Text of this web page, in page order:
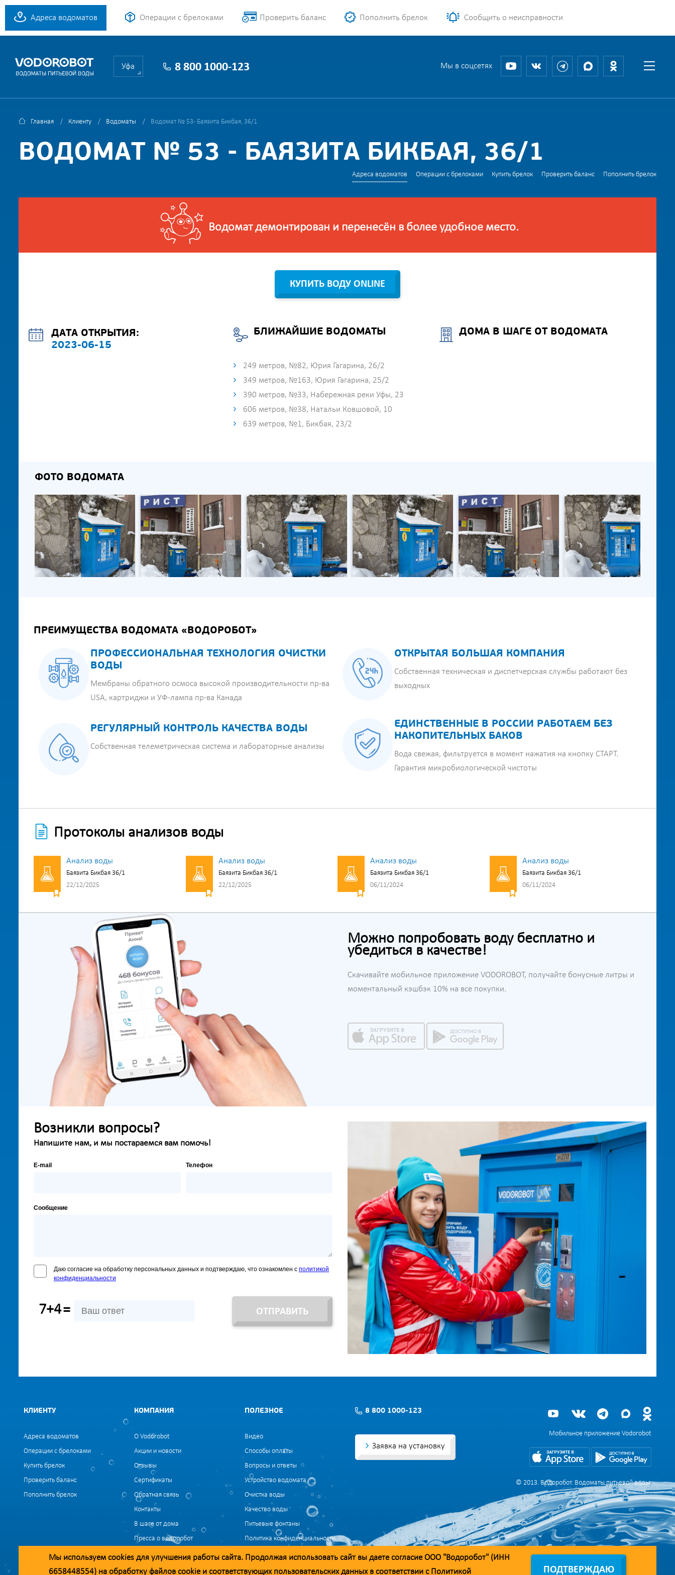
Адреса водоматов Операции с брелоками Проверить баланс Пополнить брелок Сообщить о неисправности
Уфа 8 800 1000-123 Мы в соцсетях
Главная Клиенту Водоматы Водомат № 53 - Баязита Бикбая, 36/1
ВОДОМАТ № 53 - БАЯЗИТА БИКБАЯ, 36/1
Адреса водоматов Операции с брелоками Купить брелок Проверить баланс Пополнить брелок
Водомат демонтирован и перенесён в более удобное место.
КУПИТЬ ВОДУ ONLINE
ДАТА ОТКРЫТИЯ:
2023-06-15
БЛИЖАЙШИЕ ВОДОМАТЫ
249 метров, №82, Юрия Гагарина, 26/2
349 метров, №163, Юрия Гагарина, 25/2
390 метров, №33, Набережная реки Уфы, 23
606 метров, №38, Натальи Ковшовой, 10
639 метров, №1, Бикбая, 23/2
ДОМА В ШАГЕ ОТ ВОДОМАТА
ФОТО ВОДОМАТА
ПРЕИМУЩЕСТВА ВОДОМАТА «ВОДОРОБОТ»
ПРОФЕССИОНАЛЬНАЯ ТЕХНОЛОГИЯ ОЧИСТКИ
ВОДЫ
Мембраны обратного осмоса высокой производительности пр-ва
USA, картриджи и УФ-лампа пр-ва Канада
РЕГУЛЯРНЫЙ КОНТРОЛЬ КАЧЕСТВА ВОДЫ
Собственная телеметрическая система и лабораторные анализы
ОТКРЫТАЯ БОЛЬШАЯ КОМПАНИЯ
Собственная техническая и диспетчерская службы работают без
выходных
ЕДИНСТВЕННЫЕ В РОССИИ РАБОТАЕМ БЕЗ
НАКОПИТЕЛЬНЫХ БАКОВ
Вода свежая, фильтруется в момент нажатия на кнопку СТАРТ.
Гарантия микробиологической чистоты
Протоколы анализов воды
Анализ воды
Баязита Бикбая 36/1
22/12/2025
Анализ воды
Баязита Бикбая 36/1
22/12/2025
Анализ воды
Баязита Бикбая 36/1
06/11/2024
Анализ воды
Баязита Бикбая 36/1
06/11/2024
Можно попробовать воду бесплатно и
убедиться в качестве!
Скачивайте мобильное приложение VODOROBOT, получайте бонусные литры и
моментальный кэшбэк 10% на все покупки.
Возникли вопросы?
Напишите нам, и мы постараемся вам помочь!
E-mail Телефон
Сообщение
Даю согласие на обработку персональных данных и подтверждаю, что ознакомлен с политикой
конфиденциальности
7+4= ОТПРАВИТЬ
КЛИЕНТУ
Адреса водоматов
Операции с брелоками
Купить брелок
Проверить баланс
Пополнить брелок
КОМПАНИЯ
О Vodorobot
Акции и новости
Отзывы
Сертификаты
Обратная связь
Контакты
В шаге от дома
Пресса о водоробот
ПОЛЕЗНОЕ
Видео
Способы оплаты
Вопросы и ответы
Устройство водомата
Очистка воды
Качество воды
Питьевые фонтаны
Политика конфиденциальности
Согласие на обработку данных
Согласие на обработку данных для маркетинга
8 800 1000-123
Заявка на установку
Мобильное приложение Vodorobot
© 2013. Водоробот. Водоматы питьевой воды.
ПОДТВЕРЖДАЮ
Мы используем cookies для улучшения работы сайта. Продолжая использовать сайт вы даете согласие ООО "Водоробот" (ИНН
6658448554) на обработку файлов cookieи соответствующих пользовательских данных в соответствии с Политикой